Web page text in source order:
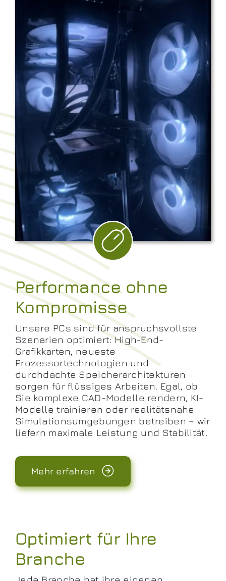
Performance ohne
Kompromisse
Unsere PCs sind für anspruchsvollste
Szenarien optimiert: High-End-
Grafikkarten, neueste
Prozessortechnologien und
durchdachte Speicherarchitekturen
sorgen für flüssiges Arbeiten. Egal, ob
Sie komplexe CAD-Modelle rendern, KI-
Modelle trainieren oder realitätsnahe
Simulationsumgebungen betreiben – wir
liefern maximale Leistung und Stabilität.
Mehr erfahren
Optimiert für Ihre
Branche